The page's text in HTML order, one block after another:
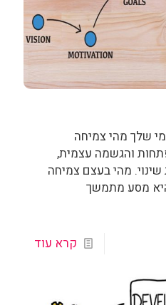
שלך מהי צמיחה
והגשמה עצמית,
מהי בעצם צמיחה
מסע מתמשך
קרא עוד